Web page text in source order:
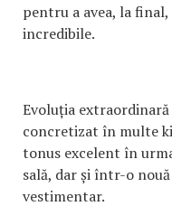
pentru a avea, la
incredibile.
Evoluția
concretizat în multe
tonus excelent în
sală, dar și într-o
vestimentar.